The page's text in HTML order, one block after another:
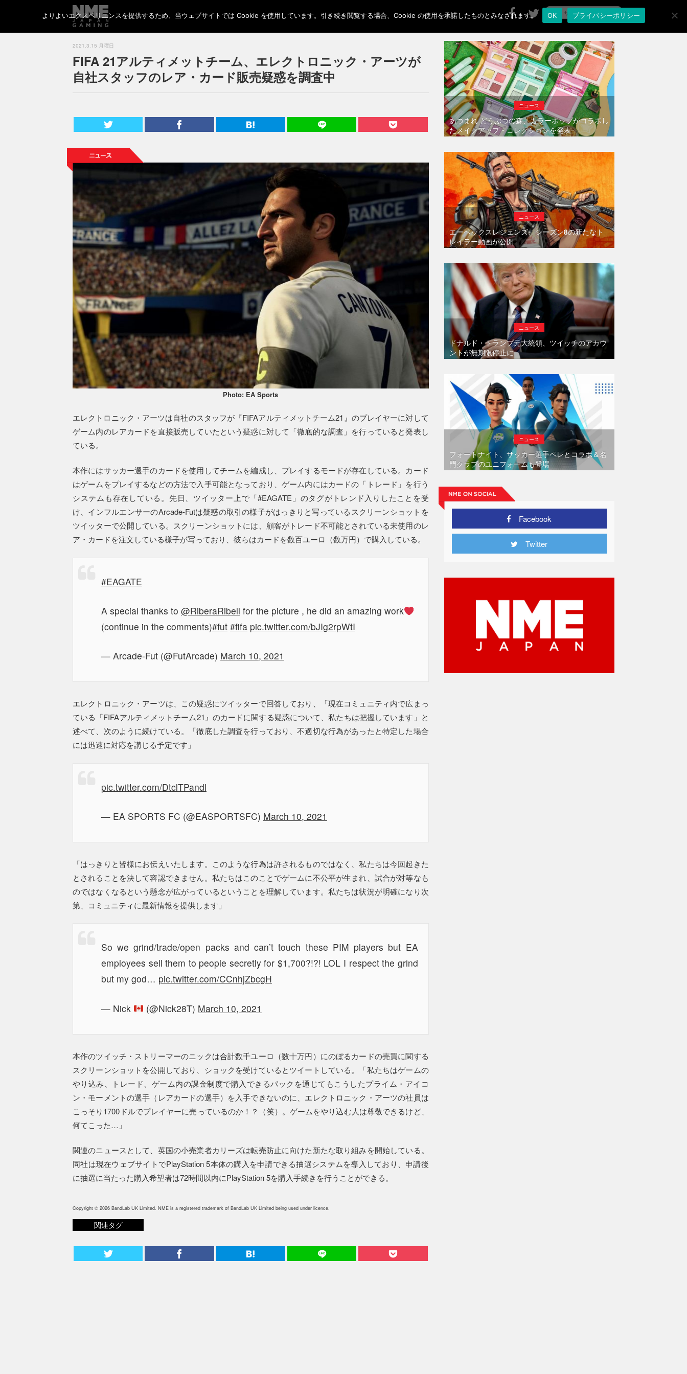
2021.3.15 月曜日
FIFA 21アルティメットチーム、エレクトロニック・アーツが
自社スタッフのレア・カード販売疑惑を調査中
Photo: EA Sports
エレクトロニック・アーツは自社のスタッフが『FIFAアルティメットチーム21』のプレイヤーに対して
ゲーム内のレアカードを直接販売していたという疑惑に対して「徹底的な調査」を行っていると発表し
ている。
本作にはサッカー選手のカードを使用してチームを編成し、プレイするモードが存在している。カード
はゲームをプレイするなどの方法で入手可能となっており、ゲーム内にはカードの「トレード」を行う
システムも存在している。先日、ツイッター上で「#EAGATE」のタグがトレンド入りしたことを受
け、インフルエンサーのArcade-Futは疑惑の取引の様子がはっきりと写っているスクリーンショットを
ツイッターで公開している。スクリーンショットには、顧客がトレード不可能とされている未使用のレ
ア・カードを注文している様子が写っており、彼らはカードを数百ユーロ（数万円）で購入している。
#EAGATE
A special thanks to @RiberaRibell for the picture , he did an amazing work
(continue in the comments)#fut #fifa pic.twitter.com/bJIg2rpWtI
— Arcade-Fut (@FutArcade) March 10, 2021
エレクトロニック・アーツは、この疑惑にツイッターで回答しており、「現在コミュニティ内で広まっ
ている『FIFAアルティメットチーム21』のカードに関する疑惑について、私たちは把握しています」と
述べて、次のように続けている。「徹底した調査を行っており、不適切な行為があったと特定した場合
には迅速に対応を講じる予定です」
pic.twitter.com/DtclTPandl
— EA SPORTS FC (@EASPORTSFC) March 10, 2021
「はっきりと皆様にお伝えいたします。このような行為は許されるものではなく、私たちは今回起きた
とされることを決して容認できません。私たちはこのことでゲームに不公平が生まれ、試合が対等なも
のではなくなるという懸念が広がっているということを理解しています。私たちは状況が明確になり次
第、コミュニティに最新情報を提供します」
So we grind/trade/open packs and can’t touch these PIM players but EA
employees sell them to people secretly for $1,700?!?! LOL I respect the grind
but my god… pic.twitter.com/CCnhjZbcgH
— Nick (@Nick28T) March 10, 2021
本作のツイッチ・ストリーマーのニックは合計数千ユーロ（数十万円）にのぼるカードの売買に関する
スクリーンショットを公開しており、ショックを受けているとツイートしている。「私たちはゲームの
やり込み、トレード、ゲーム内の課金制度で購入できるパックを通じてもこうしたプライム・アイコ
ン・モーメントの選手（レアカードの選手）を入手できないのに、エレクトロニック・アーツの社員は
こっそり1700ドルでプレイヤーに売っているのか！？（笑）。ゲームをやり込む人は尊敬できるけど、
何てこった…」
関連のニュースとして、英国の小売業者カリーズは転売防止に向けた新たな取り組みを開始している。
同社は現在ウェブサイトでPlayStation 5本体の購入を申請できる抽選システムを導入しており、申請後
に抽選に当たった購入希望者は72時間以内にPlayStation 5を購入手続きを行うことができる。
Copyright © 2026 BandLab UK Limited. NME is a registered trademark of BandLab UK Limited being used under licence.
関連タグ
ニュース
あつまれ どうぶつの森、カラーポップがコラボし
たメイクアップ・コレクションを発表
ニュース
エーペックスレジェンズ、シーズン8の新たなト
レイラー動画が公開
ニュース
ドナルド・トランプ元大統領、ツイッチのアカウ
ントが無期限停止に
ニュース
フォートナイト、サッカー選手ペレとコラボ＆名
門クラブのユニフォームも登場
Facebook
Twitter
よりよいエクスペリエンスを提供するため、当ウェブサイトでは Cookie を使用しています。引き続き閲覧する場合、Cookie の使用を承諾したものとみなされます。 OK プライバシーポリシー